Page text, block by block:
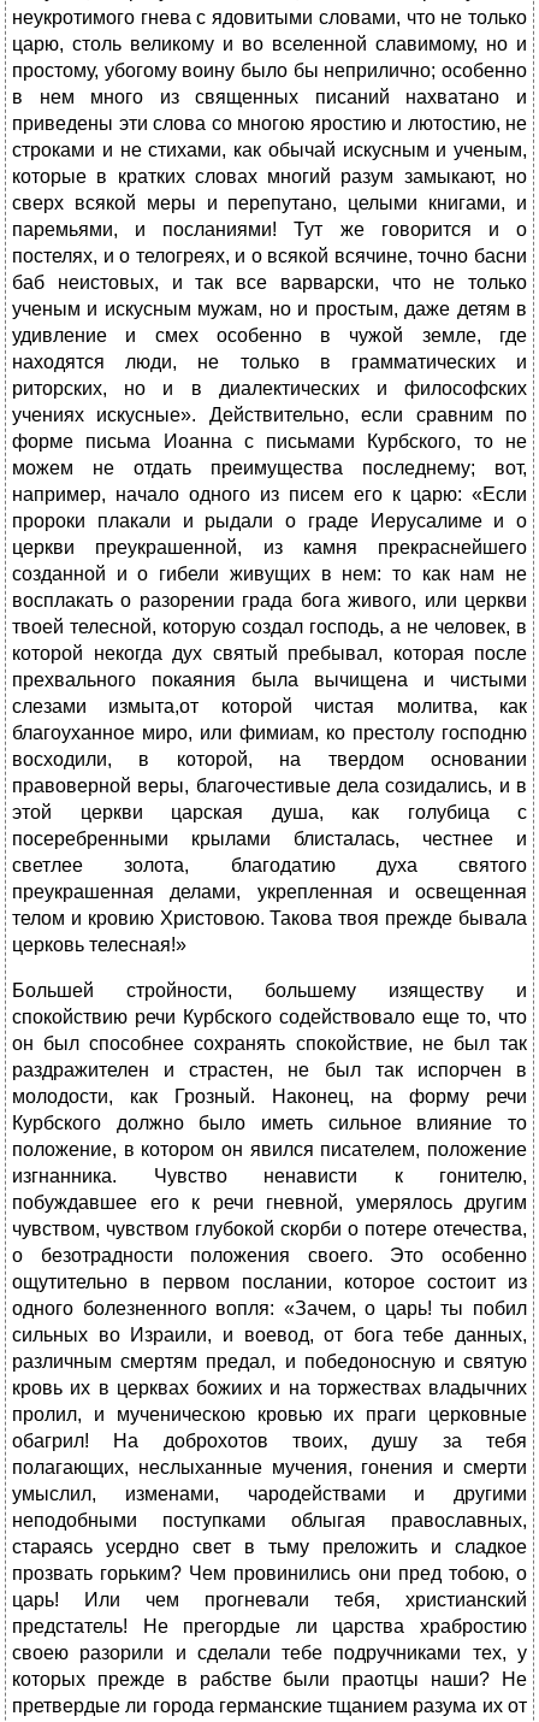
неукротимого гнева с ядовитыми словами, что не только
царю, столь великому и во вселенной славимому, но и
простому, убогому воину было бы неприлично; особенно
в нем много из священных писаний нахватано и
приведены эти слова со многою яростию и лютостию, не
строками и не стихами, как обычай искусным и ученым,
которые в кратких словах многий разум замыкают, но
сверх всякой меры и перепутано, целыми книгами, и
паремьями, и посланиями! Тут же говорится и о
постелях, и о телогреях, и о всякой всячине, точно басни
баб неистовых, и так все варварски, что не только
ученым и искусным мужам, но и простым, даже детям в
удивление и смех особенно в чужой земле, где
находятся люди, не только в грамматических и
риторских, но и в диалектических и философских
учениях искусные». Действительно, если сравним по
форме письма Иоанна с письмами Курбского, то не
можем не отдать преимущества последнему; вот,
например, начало одного из писем его к царю: «Если
пророки плакали и рыдали о граде Иерусалиме и о
церкви преукрашенной, из камня прекраснейшего
созданной и о гибели живущих в нем: то как нам не
восплакать о разорении града бога живого, или церкви
твоей телесной, которую создал господь, а не человек, в
которой некогда дух святый пребывал, которая после
прехвального покаяния была вычищена и чистыми
слезами измыта,от которой чистая молитва, как
благоуханное миро, или фимиам, ко престолу господню
восходили, в которой, на твердом основании
правоверной веры, благочестивые дела созидались, и в
этой церкви царская душа, как голубица с
посеребренными крылами блисталась, честнее и
светлее золота, благодатию духа святого
преукрашенная делами, укрепленная и освещенная
телом и кровию Христовою. Такова твоя прежде бывала
церковь телесная!»
Большей стройности, большему изяществу и
спокойствию речи Курбского содействовало еще то, что
он был способнее сохранять спокойствие, не был так
раздражителен и страстен, не был так испорчен в
молодости, как Грозный. Наконец, на форму речи
Курбского должно было иметь сильное влияние то
положение, в котором он явился писателем, положение
изгнанника. Чувство ненависти к гонителю,
побуждавшее его к речи гневной, умерялось другим
чувством, чувством глубокой скорби о потере отечества,
о безотрадности положения своего. Это особенно
ощутительно в первом послании, которое состоит из
одного болезненного вопля: «Зачем, о царь! ты побил
сильных во Израили, и воевод, от бога тебе данных,
различным смертям предал, и победоносную и святую
кровь их в церквах божиих и на торжествах владычних
пролил, и мученическою кровью их праги церковные
обагрил! На доброхотов твоих, душу за тебя
полагающих, неслыханные мучения, гонения и смерти
умыслил, изменами, чародействами и другими
неподобными поступками облыгая православных,
стараясь усердно свет в тьму преложить и сладкое
прозвать горьким? Чем провинились они пред тобою, о
царь! Или чем прогневали тебя, христианский
предстатель! Не прегордые ли царства храбростию
своею разорили и сделали тебе подручниками тех, у
которых прежде в рабстве были праотцы наши? Не
претвердые ли города германские тщанием разума их от